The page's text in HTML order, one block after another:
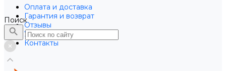
Оплата и доставка
Гарантия и возврат
Отзывы
Услуги
Контакты
Поиск